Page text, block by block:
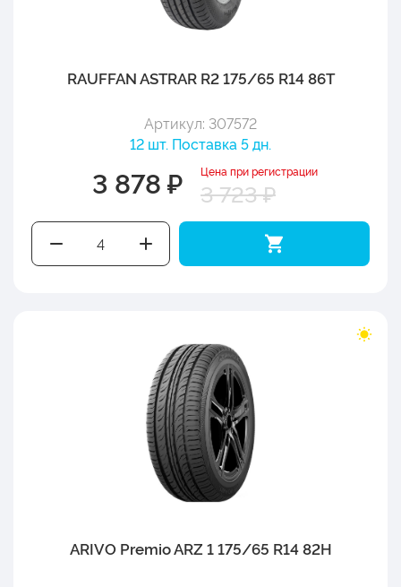
RAUFFAN ASTRAR R2 175/65 R14 86T
Артикул: 307572
12 шт. Поставка 5 дн.
3 878 ₽ Цена при регистрации
3 723 ₽
ARIVO Premio ARZ 1 175/65 R14 82H